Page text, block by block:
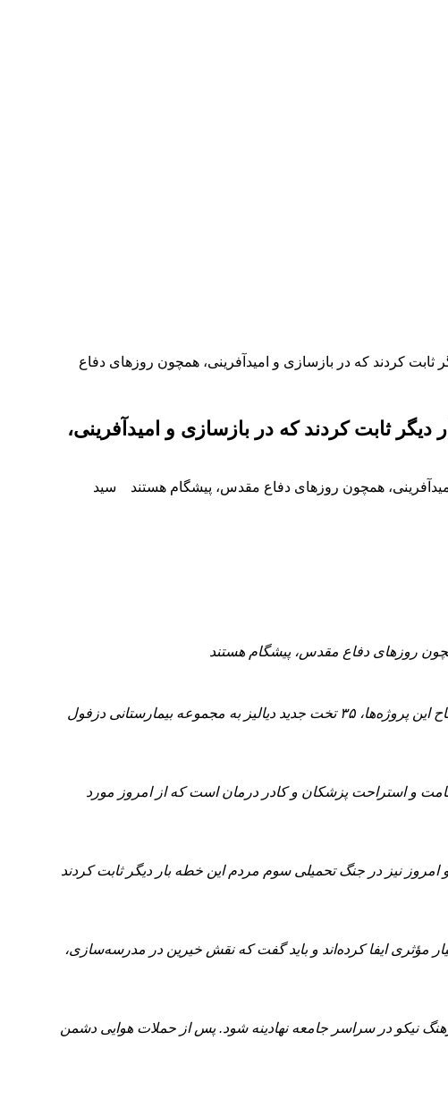
دیگر ثابت کردند که در بازسازی و امیدآفرینی، همچون روزهای دفاع
بار دیگر ثابت کردند که در بازسازی و امیدآفرینی،
و امیدآفرینی، همچون روزهای دفاع مقدس، پیشگام هستند سید
سید محمدرضا موالی‌زاده، امروز در حاشیه آیین بهره‌برداری از ۷ طرح بهداشتی و درمانی در دزفول در جمع خبرنگاران گفت: با افتتاح این پروژه‌ها، ۳۵ تخت جدید دیالیز به مجموعه بیمارستانی دزفول
و استراحت پزشکان و کادر درمان است که از امروز مورد
نیز در جنگ تحمیلی سوم مردم این خطه بار دیگر ثابت کردند
مؤثری ایفا کرده‌اند و باید گفت که نقش خیرین در مدرسه‌سازی،
نیکو در سراسر جامعه نهادینه شود. پس از حملات هوایی دشمن